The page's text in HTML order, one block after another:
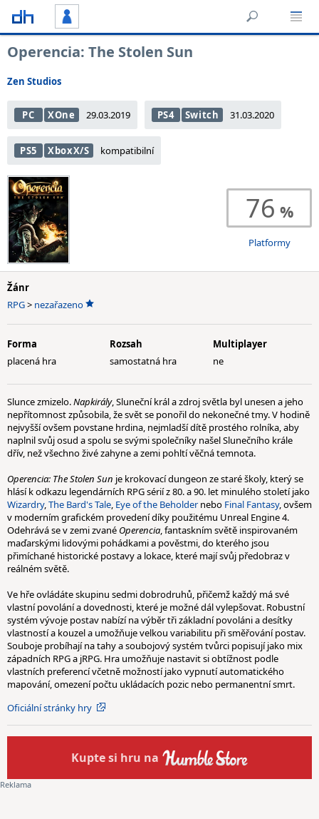
Operencia: The Stolen Sun
Zen Studios
PC XOne 29.03.2019 PS4 Switch 31.03.2020
PS5 XboxX/S kompatibilní
76
Platformy
Žánr
RPG> nezařazeno
Forma
placená hra
Rozsah
samostatná hra
Multiplayer
ne
Slunce zmizelo.Napkirály, Sluneční král a zdroj světla byl unesen a jeho
nepřítomnost způsobila, že svět se ponořil do nekonečné tmy. V hodině
nejvyšší ovšem povstane hrdina, nejmladší dítě prostého rolníka, aby
naplnil svůj osud a spolu se svými společníky našel Slunečního krále
dřív, než všechno živé zahyne a zemi pohltí věčná temnota.
Operencia: The Stolen Sun je krokovací dungeon ze staré školy, který se
hlásí k odkazu legendárních RPG sérií z 80. a 90. let minulého století jako
Wizardry,The Bard's Tale, Eye of the Beholdernebo Final Fantasy, ovšem
v moderním grafickém provedení díky použitému Unreal Engine 4.
Odehrává se v zemi zvané Operencia, fantaskním světě inspirovaném
maďarskými lidovými pohádkami a pověstmi, do kterého jsou
přimíchané historické postavy a lokace, které mají svůj předobraz v
reálném světě.
Ve hře ovládáte skupinu sedmi dobrodruhů, přičemž každý má své
vlastní povolání a dovednosti, které je možné dál vylepšovat. Robustní
systém vývoje postav nabízí na výběr tři základní povoláni a desítky
vlastností a kouzel a umožňuje velkou variabilitu při směřování postav.
Souboje probíhají na tahy a soubojový systém tvůrci popisují jako mix
západních RPG a jRPG. Hra umožňuje nastavit si obtížnost podle
vlastních preferencí včetně možností jako vypnutí automatického
mapování, omezení počtu ukládacích pozic nebo permanentní smrt.
Oficiální stránky hry
Kuptesi hru na